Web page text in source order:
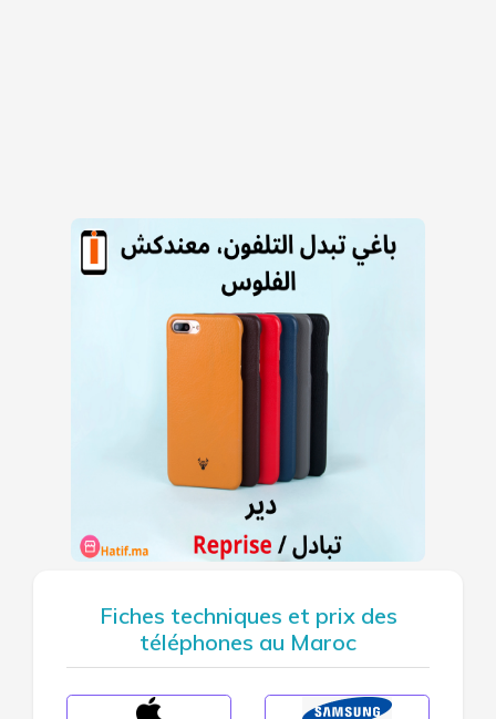
Fiches techniques et prix des
téléphones au Maroc